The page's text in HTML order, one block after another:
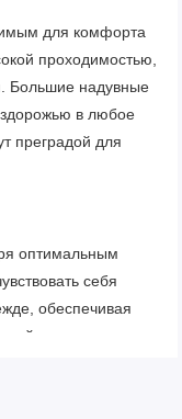
для комфорта
проходимостью,
Большие надувные
в любое
преградой для
оптимальным
себя
обеспечивая
сон.
надежно